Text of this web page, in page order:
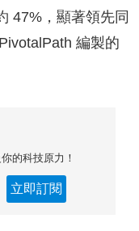
47%，顯著領先同
編製的
的科技原力！
立即訂閱